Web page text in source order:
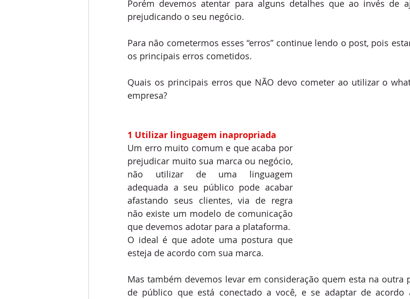
Porém devemos atentar para alguns detalhes que ao invés de
prejudicando o seu negócio.
Para não cometermos esses “erros” continue lendo o post, pois
os principais erros cometidos.
Quais os principais erros que NÃO devo cometer ao utilizar o
empresa?
1 Utilizar linguagem inapropriada
Um erro muito comum e que acaba por
prejudicar muito sua marca ou negócio,
não utilizar de uma linguagem
adequada a seu público pode acabar
afastando seus clientes, via de regra
não existe um modelo de comunicação
que devemos adotar para a plataforma.
O ideal é que adote uma postura que
esteja de acordo com sua marca.
Mas também devemos levar em consideração quem esta na outra
de público que está conectado a você, e se adaptar de acordo